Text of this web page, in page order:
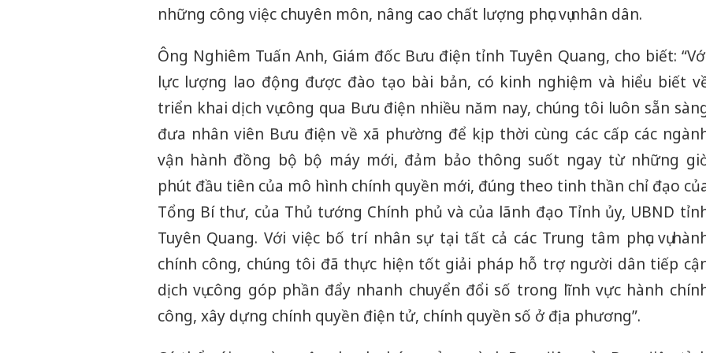
những công việc chuyên môn, nâng cao chất lượng phục vụ nhân dân.
Ông Nghiêm Tuấn Anh, Giám đốc Bưu điện tỉnh Tuyên Quang, cho biết:
lực lượng lao động được đào tạo bài bản, có kinh nghiệm và hiểu biết
triển khai dịch vụ công qua Bưu điện nhiều năm nay, chúng tôi luôn sẵn
đưa nhân viên Bưu điện về xã phường để kịp thời cùng các cấp các
vận hành đồng bộ bộ máy mới, đảm bảo thông suốt ngay từ những
phút đầu tiên của mô hình chính quyền mới, đúng theo tinh thần chỉ đạo
Tổng Bí thư, của Thủ tướng Chính phủ và của lãnh đạo Tỉnh ủy, UBND
Tuyên Quang. Với việc bố trí nhân sự tại tất cả các Trung tâm phục vụ
chính công, chúng tôi đã thực hiện tốt giải pháp hỗ trợ người dân tiếp
dịch vụ công góp phần đẩy nhanh chuyển đổi số trong lĩnh vực hành
công, xây dựng chính quyền điện tử, chính quyền số ở địa phương”.